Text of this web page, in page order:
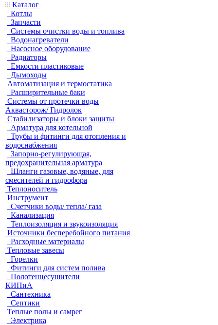
Каталог
Котлы
Запчасти
Системы очистки воды и топлива
Водонагреватели
Насосное оборудование
Радиаторы
Емкости пластиковые
Дымоходы
Автоматизация и термостатика
Расширительные баки
Системы от протечки воды
Аквасторож/ Гидролок
Стабилизаторы и блоки защиты
Арматура для котельной
Трубы и фитинги для отопления и
водоснабжения
Запорно-регулирующая,
предохранительная арматура
Шланги газовые, водяные, для
смесителей и гидрофора
Теплоноситель
Инструмент
Счетчики воды/ тепла/ газа
Канализация
Теплоизоляция и звукоизоляция
Источники бесперебойного питания
Расходные материалы
Тепловые завесы
Горелки
Фитинги для систем полива
Полотенцесушители
КИПиА
Сантехника
Септики
Теплые полы и самрег
Электрика